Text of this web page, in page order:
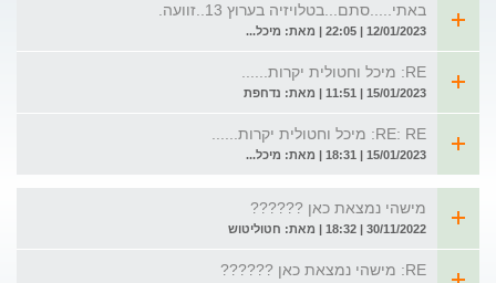
באתי.....סתם...בטלויזיה בערוץ 13..זוועה.
12/01/2023 | 22:05 | מאת: מיכל...
RE: מיכל וחטולית יקרות......
15/01/2023 | 11:51 | מאת: נדחפת
RE: RE: מיכל וחטולית יקרות......
15/01/2023 | 18:31 | מאת: מיכל...
מישהי נמצאת כאן ??????
30/11/2022 | 18:32 | מאת: חטוליטוש
RE: מישהי נמצאת כאן ??????